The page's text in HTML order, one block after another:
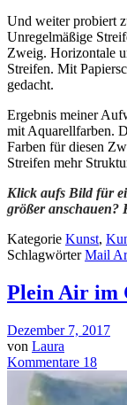
Und weiter probiert
Unregelmäßige
Zweig. Horizontale
Streifen. Mit
gedacht.
Ergebnis meiner
mit Aquarellfarben.
Farben für diesen
Streifen mehr
Klick aufs Bild für
größer anschauen?
Kategorie Kunst,
SchlagwörterMail
Plein Air im
Dezember 7, 2017
von Laura
Kommentare 18